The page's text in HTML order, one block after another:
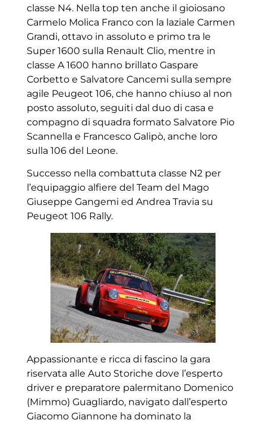
classe N4. Nella top ten anche il gioiosano
Carmelo Molica Franco con la laziale Carmen
Grandi, ottavo in assoluto e primo tra le
Super 1600 sulla Renault Clio, mentre in
classe A 1600 hanno brillato Gaspare
Corbetto e Salvatore Cancemi sulla sempre
agile Peugeot 106, che hanno chiuso al non
posto assoluto, seguiti dal duo di casa e
compagno di squadra formato Salvatore Pio
Scannella e Francesco Galipò, anche loro
sulla 106 del Leone.
Successo nella combattuta classe N2 per
l’equipaggio alfiere del Team del Mago
Giuseppe Gangemi ed Andrea Travia su
Peugeot 106 Rally.
Appassionante e ricca di fascino la gara
riservata alle Auto Storiche dove l’esperto
driver e preparatore palermitano Domenico
(Mimmo) Guagliardo, navigato dall’esperto
Giacomo Giannone ha dominato la